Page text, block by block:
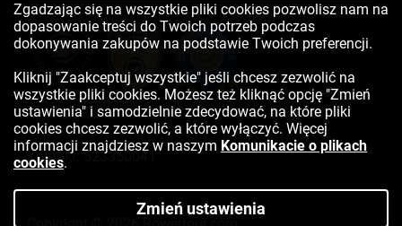
Kontakt:523350041
Zgadzając się na wszystkie pliki cookies pozwolisz nam na
dopasowanie treści do Twoich potrzeb podczas
dokonywania zakupów na podstawie Twoich preferencji.
Kliknij "Zaakceptuj wszystkie" jeśli chcesz zezwolić na
wszystkie pliki cookies. Możesz też kliknąć opcję "Zmień
ustawienia" i samodzielnie zdecydować, na które pliki
cookies chcesz zezwolić, a które wyłączyć. Więcej
informacji znajdziesz w naszym Komunikacie o plikach
cookies.
Zmień ustawienia